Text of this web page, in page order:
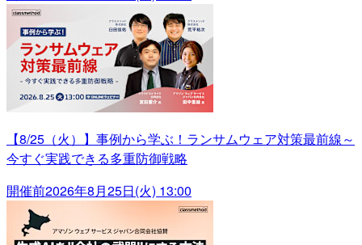
【8/25（火）】事例から学ぶ！ランサムウェア対策最前線～
今すぐ実践できる多重防御戦略
開催前2026年8月25日(火) 13:00